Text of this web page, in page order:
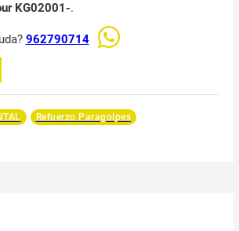
KG02001-.
962790714
Refuerzo Paragolpes